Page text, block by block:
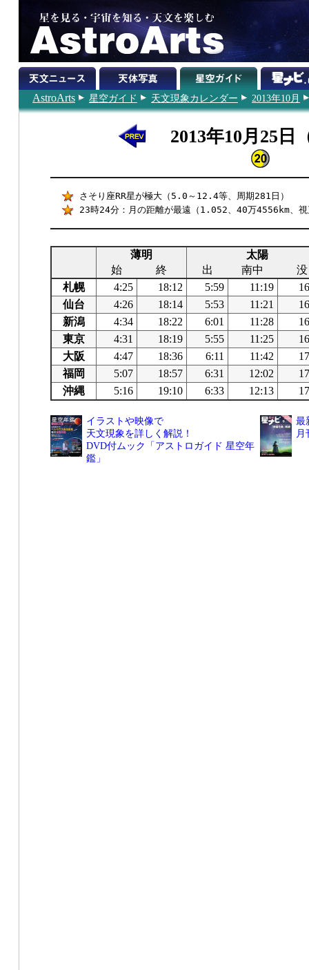
AstroArts 星空ガイド 天文現象カレンダー 2013年10月
2013年10月25日
さそり座RR星が極大（5.0～12.4等、周期281日）
23時24分：月の距離が最遠（1.052、40万4556km、
薄明
太陽
始
終 出 南中
没
札幌
4:25 18:12 5:59 11:19
仙台
4:26 18:14 5:53 11:21
新潟
4:34 18:22 6:01 11:28
東京
4:31 18:19 5:55 11:25
大阪
4:47 18:36 6:11 11:42
福岡
5:07 18:57 6:31 12:02
沖縄
5:16 19:10 6:33 12:13
イラストや映像で
天文現象を詳しく解説！
DVD付ムック「アストロガイド 星空年
鑑」
最
月